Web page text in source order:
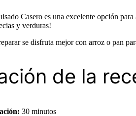
Casero es una excelente opción
y verduras!
se disfruta mejor con arroz o pan
de la
30 minutos